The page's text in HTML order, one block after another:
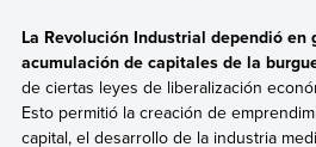
La Revolución Industrial dependió en
acumulación de capitales de la
de ciertas leyes de liberalización
Esto permitió la creación de
capital, el desarrollo de la industria